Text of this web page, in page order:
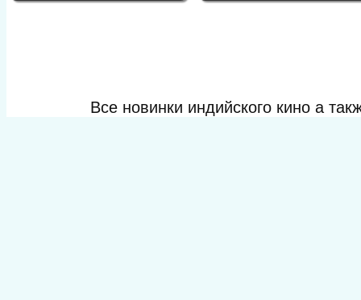
Все новинки индийского кино а